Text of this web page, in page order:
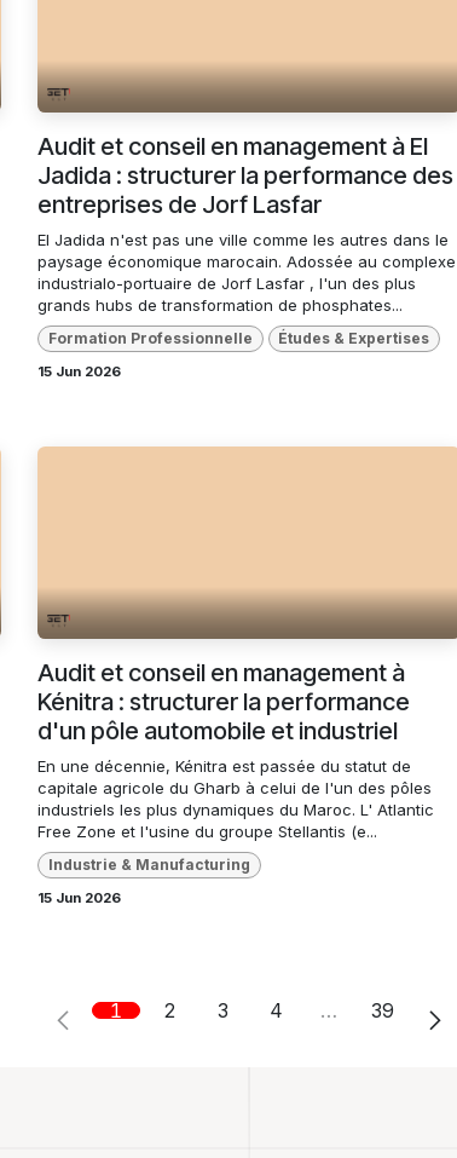
Audit et conseil en management à El
Jadida : structurer la performance des
entreprises de Jorf Lasfar
El Jadida n'est pas une ville comme les autres dans le
paysage économique marocain. Adossée au complexe
industrialo-portuaire de Jorf Lasfar , l'un des plus
grands hubs de transformation de phosphates...
Formation Professionnelle Études & Expertises
15 Jun 2026
Audit et conseil en management à
Kénitra : structurer la performance
d'un pôle automobile et industriel
En une décennie, Kénitra est passée du statut de
capitale agricole du Gharb à celui de l'un des pôles
industriels les plus dynamiques du Maroc. L' Atlantic
Free Zone et l'usine du groupe Stellantis (e...
Industrie & Manufacturing
15 Jun 2026
1 2 3 4 … 39